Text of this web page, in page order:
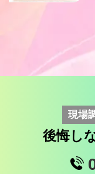
現場
後悔し